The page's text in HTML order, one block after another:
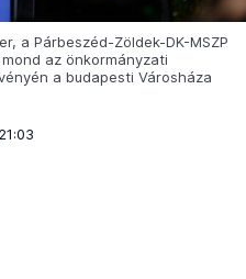
a Párbeszéd-Zöldek-DK-MSZP
az önkormányzati
a budapesti Városháza